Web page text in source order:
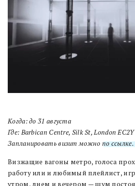
Когда:до 31 августа
Где: Barbican Centre, Silk St, London
Запланировать визит можно по ссылке.
Визжащие вагоны метро, голоса
работу или и любимый плейлист,
утром, днем и вечером — шум